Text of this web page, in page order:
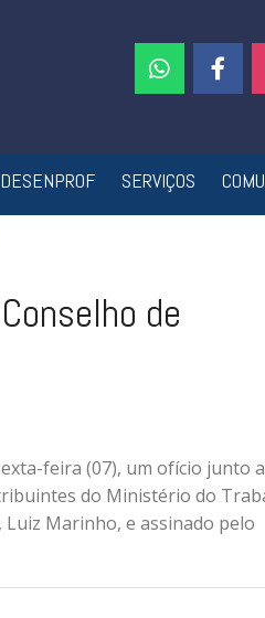
DESENPROF SERVIÇOS
de
feira (07), um ofício junto
do Ministério do
Marinho, e assinado pelo